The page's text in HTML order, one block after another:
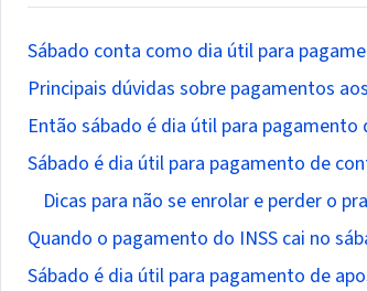
Sábado conta como dia útil para
Principais dúvidas sobre pagamentos
Então sábado é dia útil para pagamento
Sábado é dia útil para pagamento de
Dicas para não se enrolar e perder o
Quando o pagamento do INSS cai no
Sábado é dia útil para pagamento de